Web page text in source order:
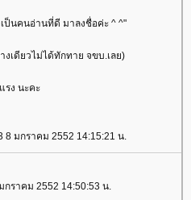
ป็นคนอ่านที่ดี มาลงชื่อค่ะ ^ ^"
เดียวไม่ได้ทักทาย จขบ.เลย)
ง นะคะ
มกราคม 2552 14:15:21 น.
ราคม 2552 14:50:53 น.